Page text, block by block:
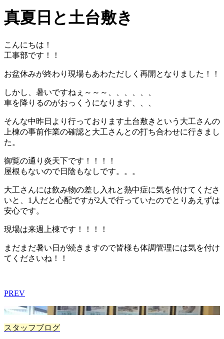
真夏日と土台敷き
こんにちは！
工事部です！！
お盆休みが終わり現場もあわただしく再開となりました！！
しかし、暑いですねぇ～～～、、、、、、
車を降りるのがおっくうになります、、、
そんな中昨日より行っております土台敷きという大工さんの
上棟の事前作業の確認と大工さんとの打ち合わせに行きまし
た。
御覧の通り炎天下です！！！！
屋根もないので日陰もなしです。。。
大工さんには飲み物の差し入れと熱中症に気を付けてくださ
いと、1人だと心配ですが2人で行っていたのでとりあえずは
安心です。
現場は来週上棟です！！！！
まだまだ暑い日が続きますので皆様も体調管理には気を付け
てくださいね！！
PREV
スタッフブログ